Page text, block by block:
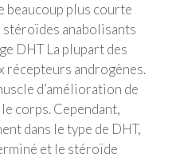
beaucoup plus courte
anabolisants
DHT La plupart des
récepteurs androgènes.
d’amélioration de
corps. Cependant,
dans le type de DHT,
et le stéroïde